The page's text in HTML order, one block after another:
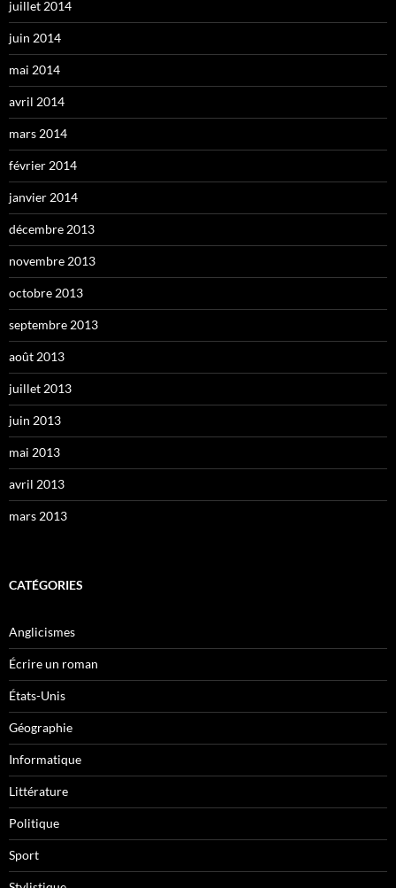
juillet 2014
juin 2014
mai 2014
avril 2014
mars 2014
février 2014
janvier 2014
décembre 2013
novembre 2013
octobre 2013
septembre 2013
août 2013
juillet 2013
juin 2013
mai 2013
avril 2013
mars 2013
CATÉGORIES
Anglicismes
Écrire un roman
États-Unis
Géographie
Informatique
Littérature
Politique
Sport